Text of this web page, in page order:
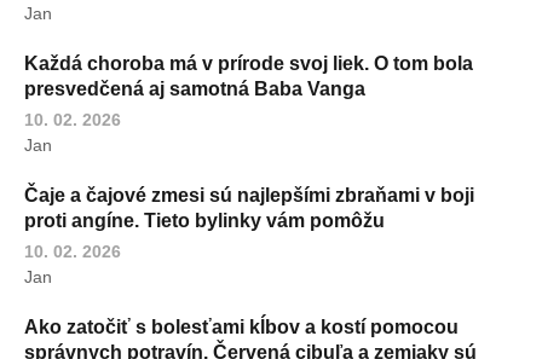
Jan
Každá choroba má v prírode svoj liek. O tom bola
presvedčená aj samotná Baba Vanga
10. 02. 2026
Jan
Čaje a čajové zmesi sú najlepšími zbraňami v boji
proti angíne. Tieto bylinky vám pomôžu
10. 02. 2026
Jan
Ako zatočiť s bolesťami kĺbov a kostí pomocou
správnych potravín. Červená cibuľa a zemiaky sú